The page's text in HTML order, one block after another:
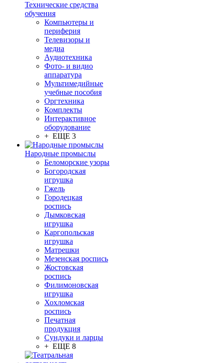
Технические средства
обучения
Компьютеры и
периферия
Телевизоры и
медиа
Аудиотехника
Фото- и видио
аппаратура
Мультимедийные
учебные пособия
Оргтехника
Комплекты
Интерактивное
оборудование
+ ЕЩЕ 3
Народные промыслы
Беломорские узоры
Богородская
игрушка
Гжель
Городецкая
роспись
Дымковская
игрушка
Каргопольская
игрушка
Матрешки
Мезенская роспись
Жостовская
роспись
Филимоновская
игрушка
Хохломская
роспись
Печатная
продукция
Сундуки и ларцы
+ ЕЩЕ 8